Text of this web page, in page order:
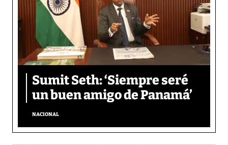
Sumit Seth: ‘Siempre seré
un buen amigo de Panamá’
NACIONAL